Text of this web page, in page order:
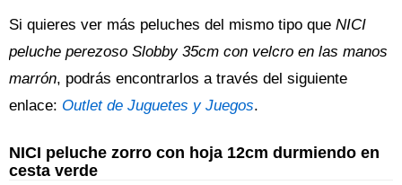
Si quieres ver más peluches del mismo tipo que NICI
peluche perezoso Slobby 35cm con velcro en las manos
marrón, podrás encontrarlos a través del siguiente
enlace: Outlet de Juguetes y Juegos.
NICI peluche zorro con hoja 12cm durmiendo en
cesta verde